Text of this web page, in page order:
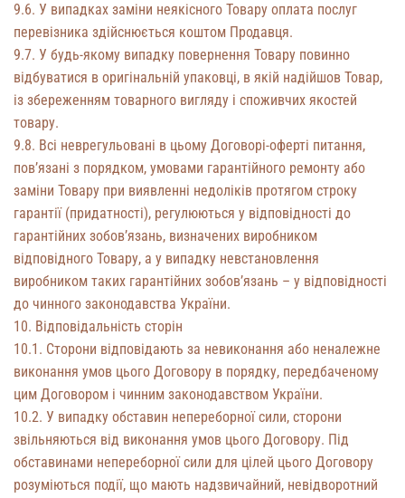
9.6. У випадках заміни неякісного Товару оплата послуг
перевізника здійснюється коштом Продавця.
9.7. У будь-якому випадку повернення Товару повинно
відбуватися в оригінальній упаковці, в якій надійшов Товар,
із збереженням товарного вигляду і споживчих якостей
товару.
9.8. Всі неврегульовані в цьому Договорі-оферті питання,
пов’язані з порядком, умовами гарантійного ремонту або
заміни Товару при виявленні недоліків протягом строку
гарантії (придатності), регулюються у відповідності до
гарантійних зобов’язань, визначених виробником
відповідного Товару, а у випадку невстановлення
виробником таких гарантійних зобов’язань – у відповідності
до чинного законодавства України.
10. Відповідальність сторін
10.1. Сторони відповідають за невиконання або неналежне
виконання умов цього Договору в порядку, передбаченому
цим Договором і чинним законодавством України.
10.2. У випадку обставин непереборної сили, сторони
звільняються від виконання умов цього Договору. Під
обставинами непереборної сили для цілей цього Договору
розуміються події, що мають надзвичайний, невідворотний